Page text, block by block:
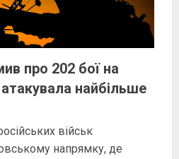
про 202 бої на
найбільше
військ
напрямку, де